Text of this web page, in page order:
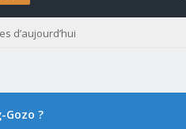
d’aujourd’hui
Gozo ?